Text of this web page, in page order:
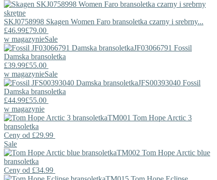
SKJ0758998 Skagen Women Faro bransoletka czarny i srebrny...
£46.99£79.00
w magazynieSale
JF03066791 Fossil
Damska bransoletka
£39.99£55.00
w magazynieSale
JFS00393040 Fossil
Damska bransoletka
£44.99£55.00
w magazynie
TM001 Tom Hope Arctic 3
bransoletka
Ceny od £29.99
Sale
TM002 Tom Hope Arctic blue
bransoletka
Ceny od £34.99